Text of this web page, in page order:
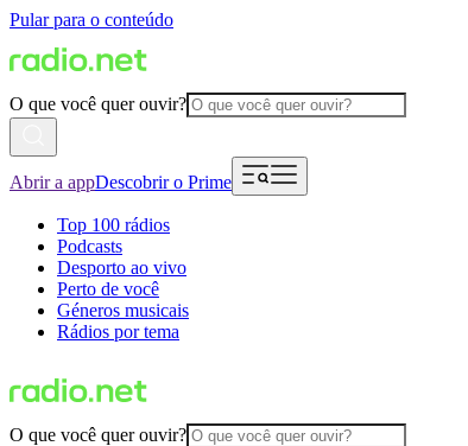
Pular para o conteúdo
O que você quer ouvir?
Abrir a appDescobrir o Prime
Top 100 rádios
Podcasts
Desporto ao vivo
Perto de você
Géneros musicais
Rádios por tema
O que você quer ouvir?